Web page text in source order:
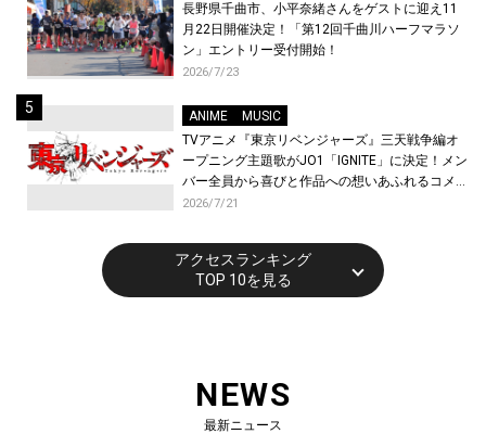
長野県千曲市、小平奈緒さんをゲストに迎え11
月22日開催決定！「第12回千曲川ハーフマラソ
ン」エントリー受付開始！
2026/7/23
ANIME
MUSIC
TVアニメ『東京リベンジャーズ』三天戦争編オ
ープニング主題歌がJO1「IGNITE」に決定！メン
バー全員から喜びと作品への想いあふれるコメン
トが到着！9月に東京・大阪で先行上映会を開
2026/7/21
アクセスランキング
TOP 10を見る
NEWS
最新ニュース